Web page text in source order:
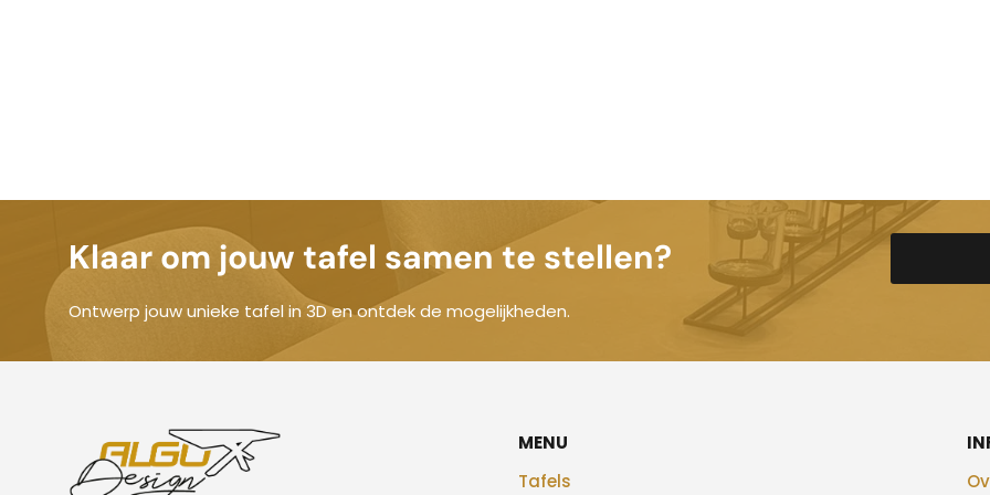
Klaar om jouw tafel samen te stellen?
Ontwerp jouw unieke tafel in 3D en ontdek de mogelijkheden.
MENU
Tafels